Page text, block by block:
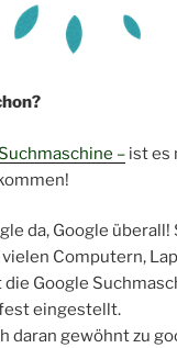
– ist es
da, Google überall!
Computern,
Google
eingestellt.
daran gewöhnt zu